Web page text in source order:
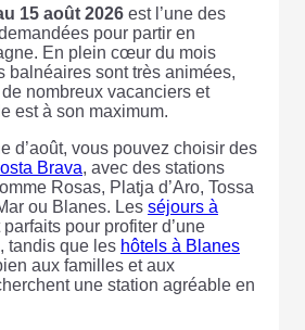
15 août 2026 est l’une des
pour partir en
En plein cœur du mois
balnéaires sont très animées,
nombreux vacanciers et
est à son maximum.
d’août, vous pouvez choisir des
Brava, avec des stations
Rosas, Platja d’Aro, Tossa
ou Blanes. Les séjours à
parfaits pour profiter d’une
tandis que les hôtels à Blanes
aux familles et aux
une station agréable en